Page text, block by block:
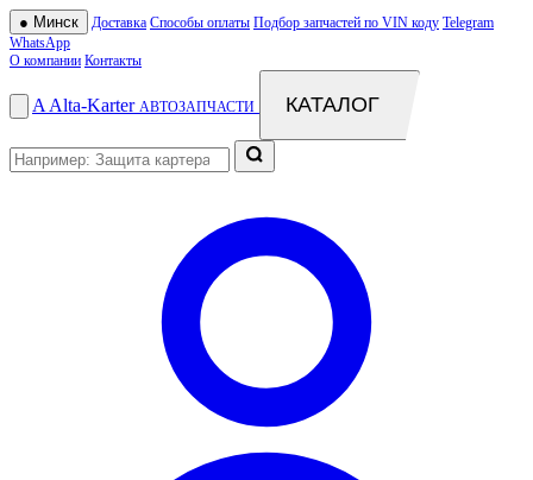
● Минск Доставка Способы оплаты Подбор запчастей по VIN коду Telegram
WhatsApp
О компании Контакты
A Alta-Karter АВТОЗАПЧАСТИ КАТАЛОГ